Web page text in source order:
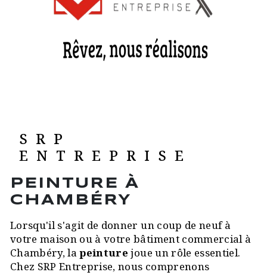
SRP
ENTREPRISE
PEINTURE À
CHAMBÉRY
Lorsqu'il s'agit de donner un coup de neuf à
votre maison ou à votre bâtiment commercial à
Chambéry, lapeinturejoue un rôle essentiel.
Chez SRP Entreprise, nous comprenons